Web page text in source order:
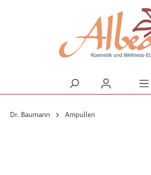
Dr. Baumann Ampullen